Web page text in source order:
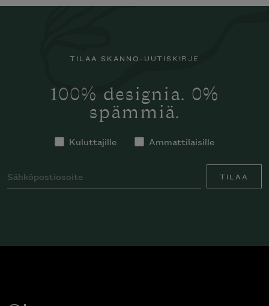
TILAA SKANNO-UUTISKIRJE
100% designia. 0%
spämmiä.
Kuluttajille Ammattilaisille
TILAA